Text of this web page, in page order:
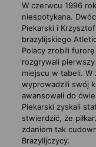
W czerwcu 1996
niespotykana.
Piekarski i
brazylijskiego
Polacy zrobili
rozgrywali
miejscu w tabeli. W
wyprowadzili swój
awansowali do
Piekarski zyskali
stwierdzić, że
zdaniem tak
Brazylijczycy.